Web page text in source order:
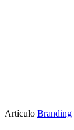
Artículo Branding